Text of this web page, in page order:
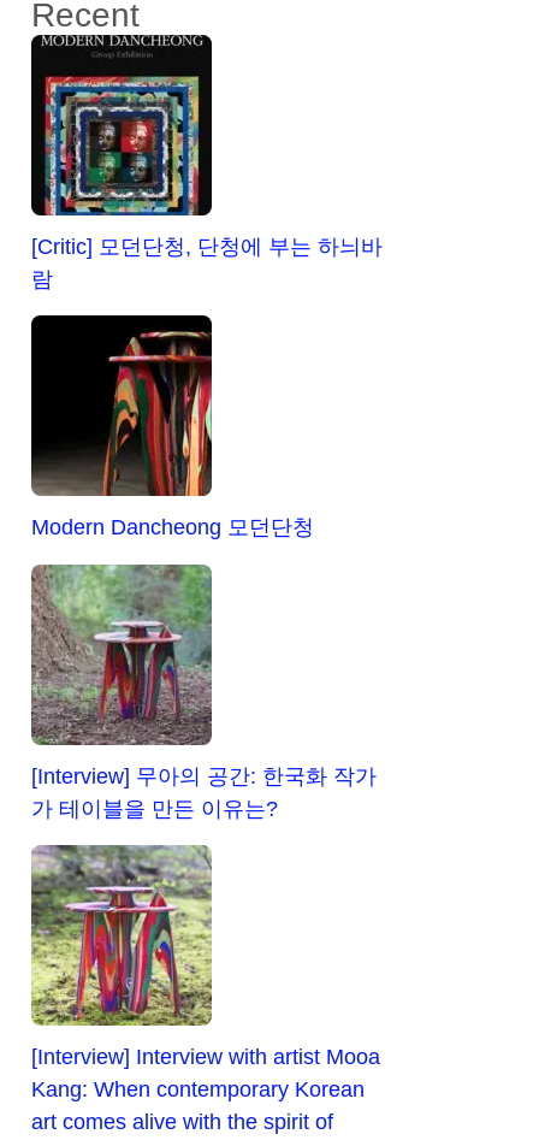
Recent
[Critic] 모던단청, 단청에 부는 하늬바
람
Modern Dancheong 모던단청
[Interview] 무아의 공간: 한국화 작가
가 테이블을 만든 이유는?
[Interview] Interview with artist Mooa
Kang: When contemporary Korean
art comes alive with the spirit of